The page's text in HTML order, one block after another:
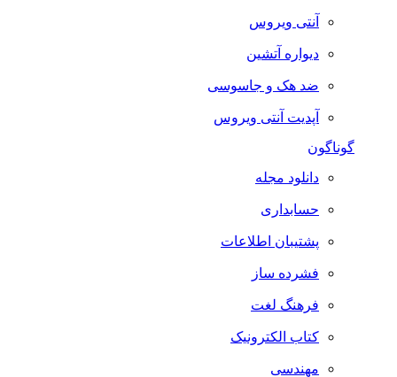
آنتی ویروس
دیواره آتشین
ضد هک و جاسوسی
آپدیت آنتی ویروس
گوناگون
دانلود مجله
حسابداری
پشتیبان اطلاعات
فشرده ساز
فرهنگ لغت
کتاب الکترونیک
مهندسی